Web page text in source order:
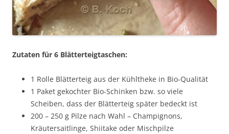
Zutaten für 6 Blätterteigtaschen:
1 Rolle Blätterteig aus der Kühltheke in Bio-Qualität
1 Paket gekochter Bio-Schinken bzw. so viele
Scheiben, dass der Blätterteig später bedeckt ist
200 – 250 g Pilze nach Wahl – Champignons,
Kräutersaitlinge, Shiitake oder Mischpilze